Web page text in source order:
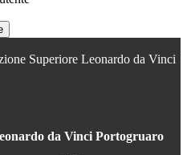
Superiore Leonardo da Vinci
da Vinci Portogruaro